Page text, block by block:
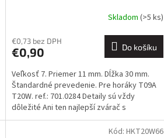
Skladom (>5 ks)
€0,73 bez DPH
€0,90 Do košíku
Veľkosť 7. Priemer 11 mm. Dĺžka 30 mm.
Štandardné prevedenie. Pre horáky T09A
T20W. ref.: 701.0284 Detaily sú vždy
dôležité Ani ten najlepší zvárač s
najdokonalejšou...
Kód: HKT20W66